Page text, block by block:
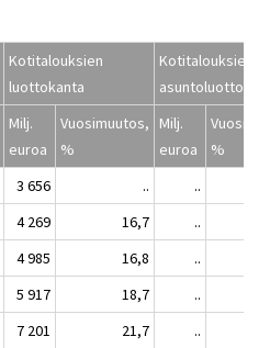
Kotitalouksien
luottokanta
Kotitalouksien
Milj.
euroa
Vuosimuutos,
%
Milj.
euroa
%
3 656 ..
..
4 269 16,7
..
4 985 16,8
..
5 917 18,7
..
7 201 21,7
..